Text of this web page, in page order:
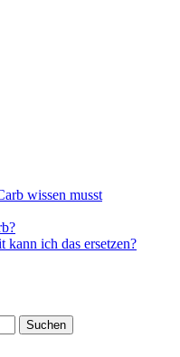
wissen musst
ich das ersetzen?
Suchen